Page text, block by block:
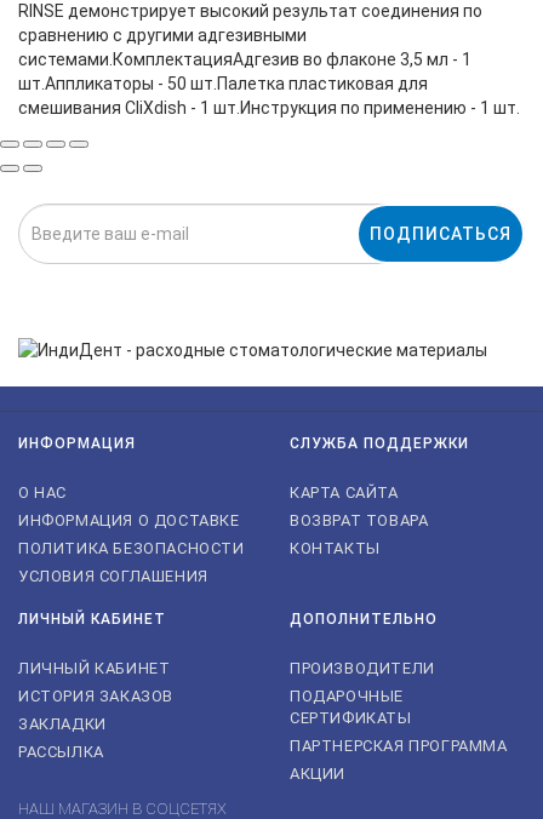
RINSE демонстрирует высокий результат соединения по
сравнению с другими адгезивными
системами.КомплектацияАдгезив во флаконе 3,5 мл - 1
шт.Аппликаторы - 50 шт.Палетка пластиковая для
смешивания CliXdish - 1 шт.Инструкция по применению - 1 шт.
ПОДПИСАТЬСЯ
ИНФОРМАЦИЯ
О НАС
ИНФОРМАЦИЯ О ДОСТАВКЕ
ПОЛИТИКА БЕЗОПАСНОСТИ
УСЛОВИЯ СОГЛАШЕНИЯ
СЛУЖБА ПОДДЕРЖКИ
КАРТА САЙТА
ВОЗВРАТ ТОВАРА
КОНТАКТЫ
ЛИЧНЫЙ КАБИНЕТ
ЛИЧНЫЙ КАБИНЕТ
ИСТОРИЯ ЗАКАЗОВ
ЗАКЛАДКИ
РАССЫЛКА
ДОПОЛНИТЕЛЬНО
ПРОИЗВОДИТЕЛИ
ПОДАРОЧНЫЕ
СЕРТИФИКАТЫ
ПАРТНЕРСКАЯ ПРОГРАММА
АКЦИИ
НАШ МАГАЗИН В СОЦСЕТЯХ